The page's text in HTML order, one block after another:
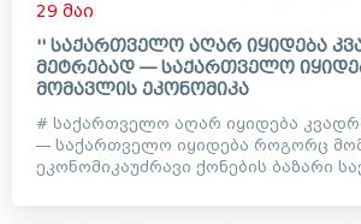
29 მაი
'' საქართველო აღარ იყიდება
მეტრებად — საქართველო
მომავლის ეკონომიკა
# საქართველო აღარ იყიდება
— საქართველო იყიდება როგორც
ეკონომიკაუძრავი ქონების ბაზარი